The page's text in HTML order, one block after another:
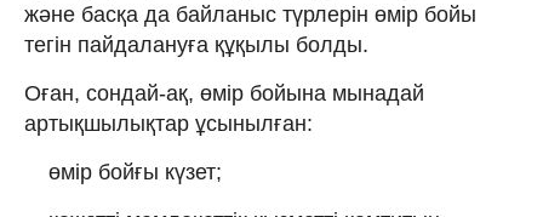
және басқа да байланыс түрлерін өмір бойы
тегін пайдалануға құқылы болды.
Оған, сондай-ақ, өмір бойына мынадай
артықшылықтар ұсынылған:
өмір бойғы күзет;